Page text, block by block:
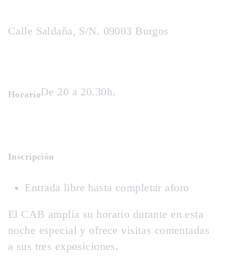
Calle Saldaña, S/N. 09003 Burgos
HorarioDe 20 a 20.30h.
Inscripción
Entrada libre hasta completar aforo
El CAB amplía su horario durante en esta
noche especial y ofrece visitas comentadas
a sus tres exposiciones.